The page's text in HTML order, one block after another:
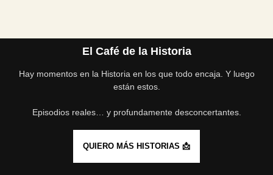
El Café de la Historia
Hay momentos en la Historia en los que todo encaja. Y luego
están estos.
Episodios reales… y profundamente desconcertantes.
QUIERO MÁS HISTORIAS 📩